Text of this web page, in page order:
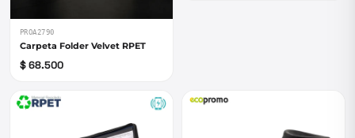
PROA2790
Carpeta Folder Velvet RPET
$ 68.500